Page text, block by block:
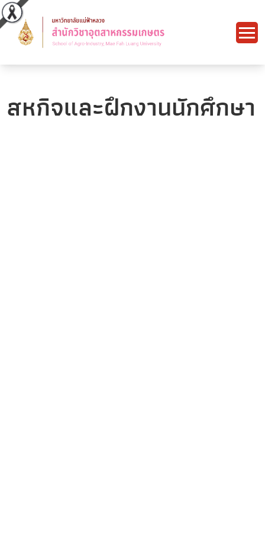
สหกิจและฝึกงานนักศึกษา